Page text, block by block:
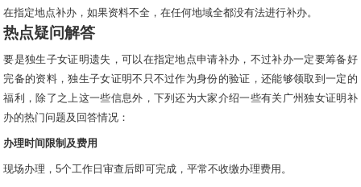
在指定地点补办，如果资料不全，在任何地域全都没有法进行补办。
热点疑问解答
要是独生子女证明遗失，可以在指定地点申请补办，不过补办一定要筹备好
完备的资料，独生子女证明不只不过作为身份的验证，还能够领取到一定的
福利，除了之上这一些信息外，下列还为大家介绍一些有关广州独女证明补
办的热门问题及回答情况：
办理时间限制及费用
现场办理，5个工作日审查后即可完成，平常不收缴办理费用。